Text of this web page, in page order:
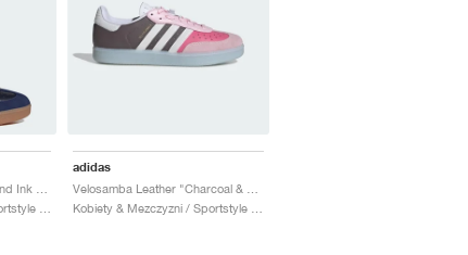
adidas